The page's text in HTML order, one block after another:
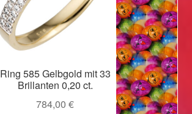
Ring 585 Gelbgold mit 33
Brillanten 0,20 ct.
784,00 €